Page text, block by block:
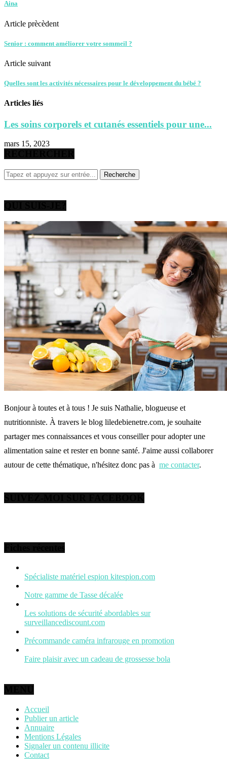
Aina
Article prècèdent
Senior : comment améliorer votre sommeil ?
Article suivant
Quelles sont les activités nécessaires pour le développement du bébé ?
Articles liés
Les soins corporels et cutanés essentiels pour une...
mars 15, 2023
Bonjour à toutes et à tous ! Je suis Nathalie, blogueuse et
nutritionniste. À travers le blog liledebienetre.com, je souhaite
partager mes connaissances et vous conseiller pour adopter une
alimentation saine et rester en bonne santé. J'aime aussi collaborer
autour de cette thématique, n'hésitez donc pas à me contacter.
Spécialiste matériel espion kitespion.com
Notre gamme de Tasse décalée
Les solutions de sécurité abordables sur
surveillancediscount.com
Précommande caméra infrarouge en promotion
Faire plaisir avec un cadeau de grossesse bola
Accueil
Publier un article
Annuaire
Mentions Légales
Signaler un contenu illicite
Contact